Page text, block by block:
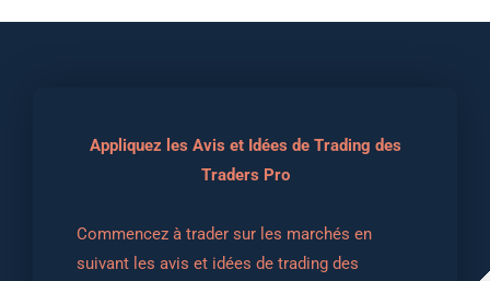
Appliquez les Avis et Idées de Trading des
Traders Pro
Commencez à trader sur les marchés en
suivant les avis et idées de trading des